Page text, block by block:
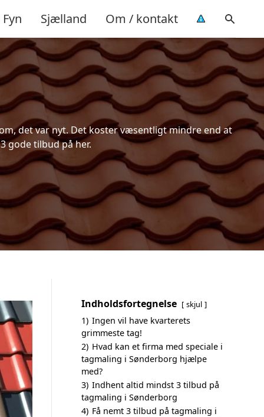
Fyn Sjælland Om / kontakt
det var nyt. Det koster væsentligt mindre end at
gode tilbud på her.
Indholdsfortegnelse skjul
1) Ingen vil have kvarterets
grimmeste tag!
2) Hvad kan et firma med speciale i
tagmaling i Sønderborg hjælpe
med?
3) Indhent altid mindst 3 tilbud på
tagmaling i Sønderborg
4) Få nemt 3 tilbud på tagmaling i